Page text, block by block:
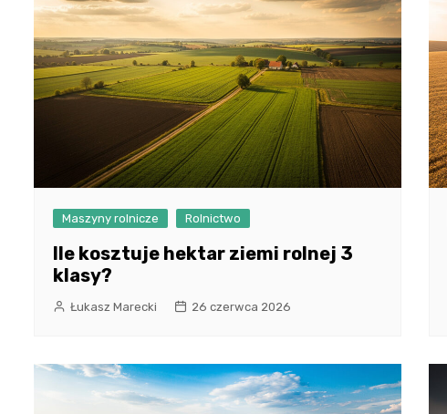
Maszyny rolnicze Rolnictwo
Ile kosztuje hektar ziemi rolnej 3
klasy?
Łukasz Marecki 26 czerwca 2026